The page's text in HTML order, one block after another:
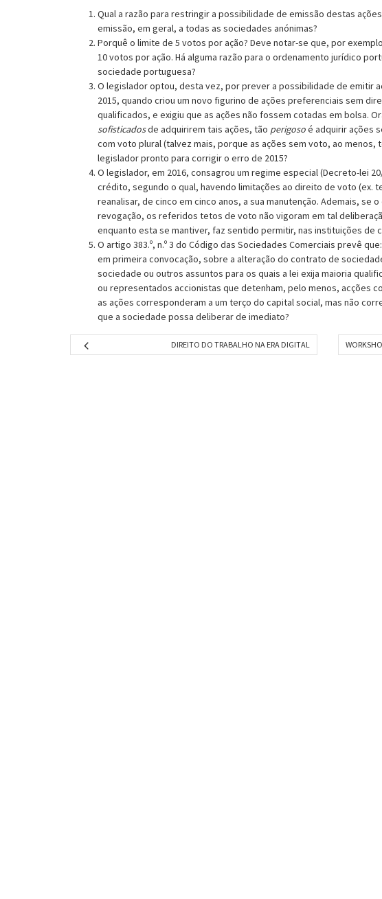
Qual a razão para restringir a possibilidade de emissão destas
emissão, em geral, a todas as sociedades anónimas?
Porquê o limite de 5 votos por ação? Deve notar-se que, por
10 votos por ação. Há alguma razão para o ordenamento jurídico
sociedade portuguesa?
O legislador optou, desta vez, por prever a possibilidade de emitir
2015, quando criou um novo figurino de ações preferenciais sem
qualificados, e exigiu que as ações não fossem cotadas em bolsa.
sofisticadosde adquirirem tais ações, tão perigosoé adquirir ações
com voto plural (talvez mais, porque as ações sem voto, ao
legislador pronto para corrigir o erro de 2015?
O legislador, em 2016, consagrou um regime especial (Decreto-lei
crédito, segundo o qual, havendo limitações ao direito de voto (ex.
reanalisar, de cinco em cinco anos, a sua manutenção. Ademais, se
revogação, os referidos tetos de voto não vigoram em tal
enquanto esta se mantiver, faz sentido permitir, nas instituições de
O artigo 383.º, n.º 3 do Código das Sociedades Comerciais prevê
em primeira convocação, sobre a alteração do contrato de
sociedade ou outros assuntos para os quais a lei exija maioria
ou representados accionistas que detenham, pelo menos, acções
as ações corresponderam a um terço do capital social, mas não
que a sociedade possa deliberar de imediato?
DIREITO DO TRABALHO NA ERA DIGITAL